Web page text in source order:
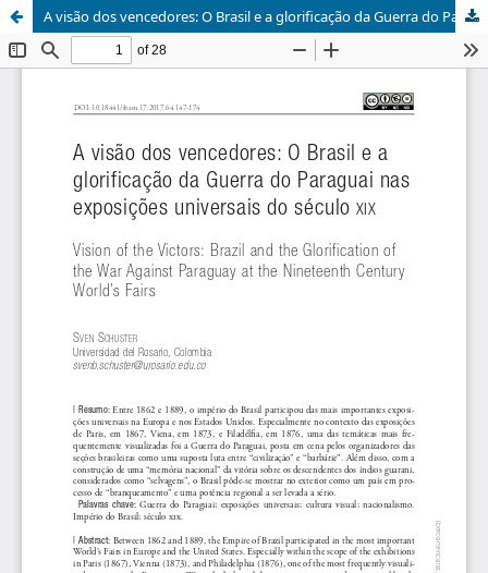
A visão dos vencedores: O Brasil e a glorificação da Guerra do Paraguai nas exposições universais do século XIX